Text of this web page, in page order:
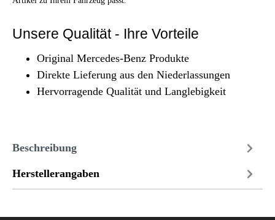
Unsere Qualität - Ihre Vorteile
Original Mercedes-Benz Produkte
Direkte Lieferung aus den Niederlassungen
Hervorragende Qualität und Langlebigkeit
Beschreibung
Herstellerangaben